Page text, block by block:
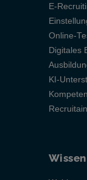
E-
Online-
Digitales
KI-
Wissen